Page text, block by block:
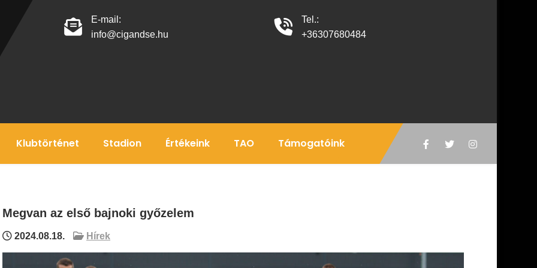
E-mail:
info@cigandse.hu
Tel.:
+36307680484
Klubtörténet Stadion Értékeink TAO Támogatóink
Megvan az első bajnoki győzelem
2024.08.18. Hírek